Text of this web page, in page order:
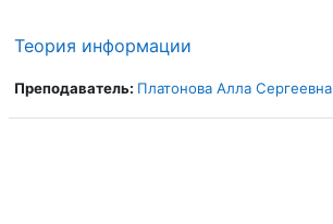
Теория информации
Преподаватель: Платонова Алла Сергеевна